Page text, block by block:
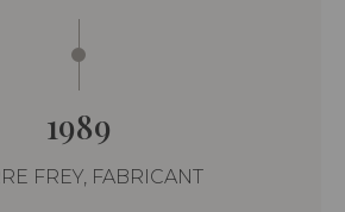
1989
FREY, FABRICANT